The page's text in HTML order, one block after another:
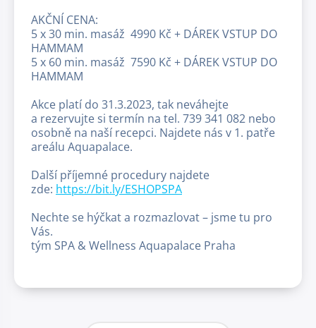
AKČNÍ CENA:
5 x 30 min. masáž 4990 Kč + DÁREK VSTUP DO
HAMMAM
5 x 60 min. masáž 7590 Kč + DÁREK VSTUP DO
HAMMAM
Akce platí do 31.3.2023, tak neváhejte
a rezervujte si termín na tel. 739 341 082 nebo
osobně na naší recepci. Najdete nás v 1. patře
areálu Aquapalace.
Další příjemné procedury najdete
zde: https://bit.ly/ESHOPSPA
Nechte se hýčkat a rozmazlovat – jsme tu pro
Vás.
tým SPA & Wellness Aquapalace Praha